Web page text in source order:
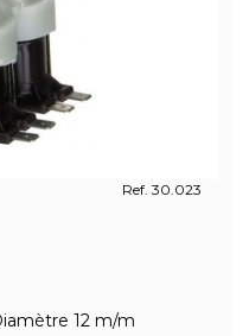
Ref. 30.023
12 m/m